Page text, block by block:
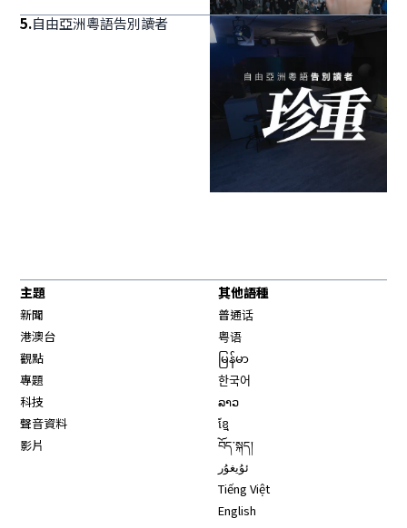
5.自由亞洲粵語告別讀者
主題
新聞
港澳台
觀點
專題
科技
聲音資料
影片
其他語種
普通话
粤语
မြန်မာ
한국어
ລາວ
ខ្មែ
བོད་སྐད།
ئۇيغۇر
Tiếng Việt
English